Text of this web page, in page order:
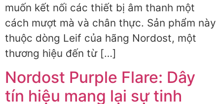
muốn kết nối các thiết bị âm thanh một
cách mượt mà và chân thực. Sản phẩm này
thuộc dòng Leif của hãng Nordost, một
thương hiệu đến từ […]
Nordost Purple Flare: Dây
tín hiệu mang lại sự tinh